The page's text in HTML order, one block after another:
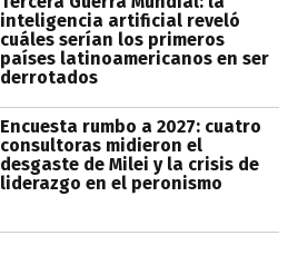
inteligencia artificial reveló
cuáles serían los primeros
países latinoamericanos en ser
derrotados
Encuesta rumbo a 2027: cuatro
consultoras midieron el
desgaste de Milei y la crisis de
liderazgo en el peronismo